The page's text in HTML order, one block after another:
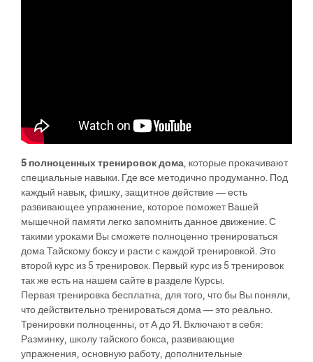
5 полноценных тренировок дома , которые прокачивают
специальные навыки. Где все методично продуманно. Под
каждый навык, фишку, защитное действие — есть
развивающее упражнение, которое поможет Вашей
мышечной памяти легко запомнить данное движение. С
такими уроками Вы сможете полноценно тренироваться
дома Тайскому боксу и расти с каждой тренировкой. Это
второй курс из 5 тренировок. Первый курс из 5 тренировок
так же есть на нашем сайте в разделе Курсы.
Первая тренировка бесплатна, для того, что бы Вы поняли,
что действительно тренироваться дома — это реально.
Тренировки полноценны, от А до Я. Включают в себя:
Разминку, школу тайского бокса, развивающие
упражнения, основную работу, дополнительные